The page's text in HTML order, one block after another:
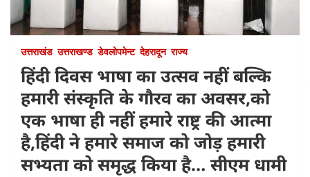
उत्तराखंड उत्तराखण्ड डेवलोपमेन्ट देहरादून राज्य
हिंदी दिवस भाषा का उत्सव नहीं बल्कि
हमारी संस्कृति के गौरव का अवसर,को
एक भाषा ही नहीं हमारे राष्ट्र की आत्मा
है,हिंदी ने हमारे समाज को जोड़ हमारी
सभ्यता को समृद्ध किया है… सीएम धामी